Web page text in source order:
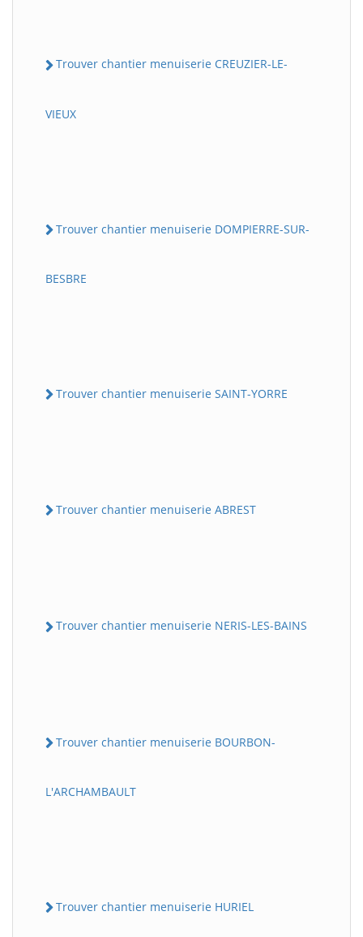
Trouver chantier menuiserie CREUZIER-LE-
VIEUX
Trouver chantier menuiserie DOMPIERRE-SUR-
BESBRE
Trouver chantier menuiserie SAINT-YORRE
Trouver chantier menuiserie ABREST
Trouver chantier menuiserie NERIS-LES-BAINS
Trouver chantier menuiserie BOURBON-
L'ARCHAMBAULT
Trouver chantier menuiserie HURIEL